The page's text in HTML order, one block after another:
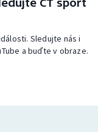
ČT sport
Sledujte nás i
a buďte v obraze.